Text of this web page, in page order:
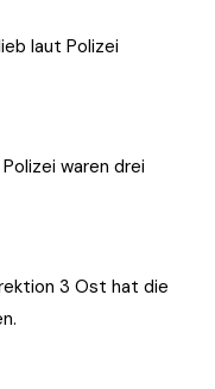
laut Polizei
waren drei
3 Ost hat die